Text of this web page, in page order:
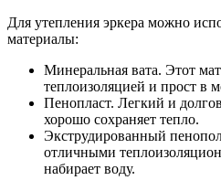
Для утепления эркера можно
материалы:
Минеральная вата. Этот
теплоизоляцией и прост в
Пенопласт. Легкий и
хорошо сохраняет тепло.
Экструдированный
отличными
набирает воду.